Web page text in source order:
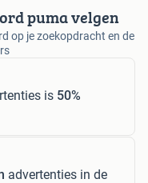
puma velgen
op je zoekopdracht en de
is 50%
advertenties in de